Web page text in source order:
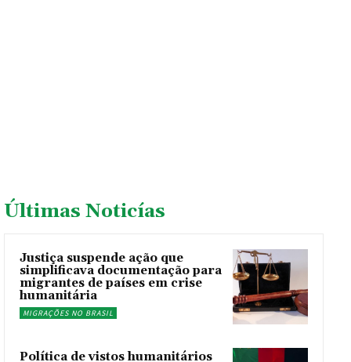
Últimas Noticías
Justiça suspende ação que
simplificava documentação para
migrantes de países em crise
humanitária
MIGRAÇÕES NO BRASIL
Política de vistos humanitários